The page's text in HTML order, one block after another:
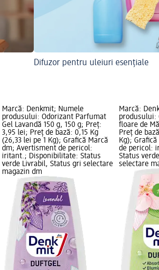
Difuzor pentru uleiuri esențiale
Marcă: Denkmit; Numele
produsului: Odorizant Parfumat
Gel Lavandă 150 g, 150 g; Preț:
3,95 lei; Preț de bază: 0,15 Kg
(26,33 lei pe 1 Kg); Grafică Marcă
dm; Avertisment de pericol:
iritant.; Disponibilitate: Status
verde Livrabil, Status gri selectare
magazin dm
Marcă:
produsului:
floare de
Preț de
Kg);
de pericol:
Status
selectare